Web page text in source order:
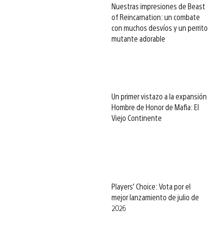
Nuestras impresiones de Beast
of Reincarnation: un combate
con muchos desvíos y un perrito
mutante adorable
Un primer vistazo a la expansión
Hombre de Honor de Mafia: El
Viejo Continente
Players’ Choice: Vota por el
mejor lanzamiento de julio de
2026